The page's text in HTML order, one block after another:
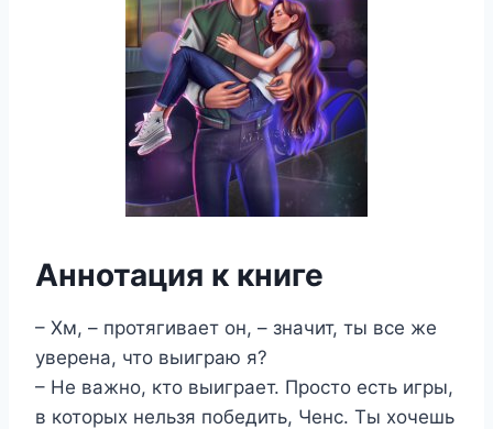
Аннотация к книге
– Хм, – протягивает он, – значит, ты все же
уверена, что выиграю я?
– Не важно, кто выиграет. Просто есть игры,
в которых нельзя победить, Ченс. Ты хочешь